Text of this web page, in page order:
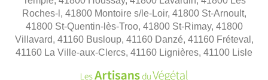
Roches-l, 41800 Montoire s/le-Loir, 41800 St-Arnoult,
41800 St-Quentin-lès-Troo, 41800 St-Rimay, 41800
Villavard, 41160 Busloup, 41160 Danzé, 41160 Fréteval,
41160 La Ville-aux-Clercs, 41160 Lignières, 41100 Lisle